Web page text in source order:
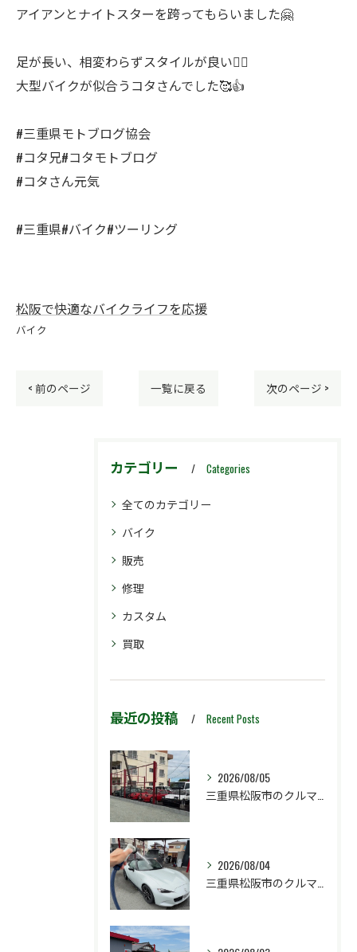
アイアンとナイトスターを跨ってもらいました🤗
足が長い、相変わらずスタイルが良い🙆‍♂️
大型バイクが似合うコタさんでした🥰👍
#三重県モトブログ協会
#コタ兄#コタモトブログ
#コタさん元気
#三重県#バイク#ツーリング
松阪で快適なバイクライフを応援
バイク
< 前のページ 一覧に戻る 次のページ >
カテゴリー Categories
全てのカテゴリー
バイク
販売
修理
カスタム
買取
最近の投稿 Recent Posts
2026/08/05
2026/08/04